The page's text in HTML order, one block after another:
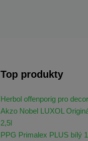
Top produkty
Herbol offenporig pro
Akzo Nobel LUXOL
2,5l
PPG Primalex PLUS bílý